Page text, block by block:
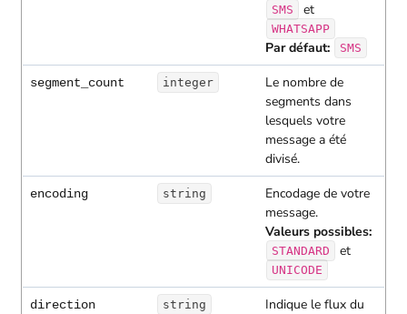
SMS et
WHATSAPP
Par défaut: SMS
segment_count integer
Le nombre de
segments dans
lesquels votre
message a été
divisé.
encoding string
Encodage de votre
message.
Valeurs possibles:
STANDARD et
UNICODE
direction string
Indique le flux du